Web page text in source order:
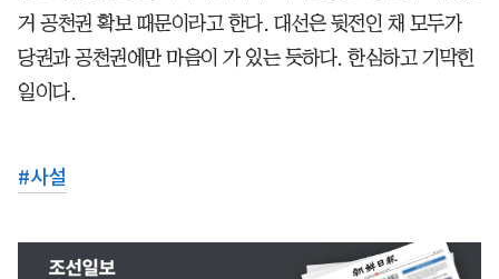
거 공천권 확보 때문이라고 한다. 대선은 뒷전인 채 모두가
당권과 공천권에만 마음이 가 있는 듯하다. 한심하고 기막힌
일이다.
#사설